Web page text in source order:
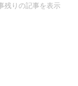
残りの記事を表示